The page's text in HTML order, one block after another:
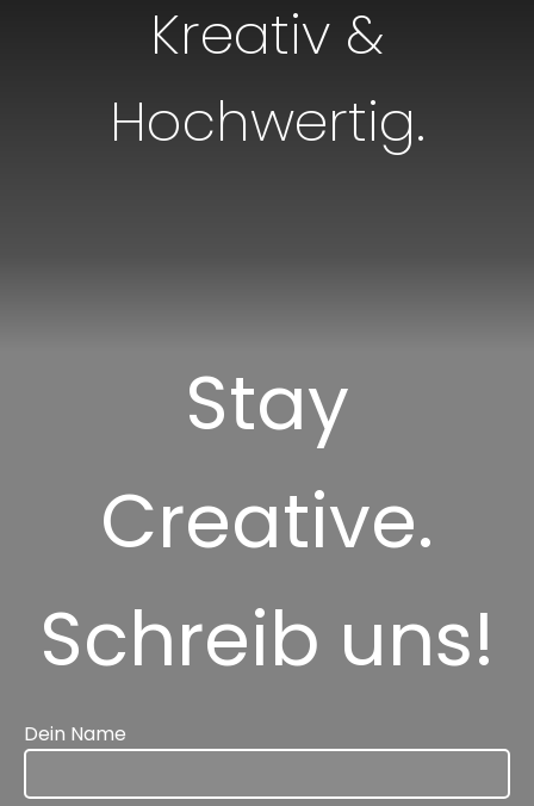
Kreativ &
Hochwertig.
Stay
Creative.
Schreib uns!
Dein Name